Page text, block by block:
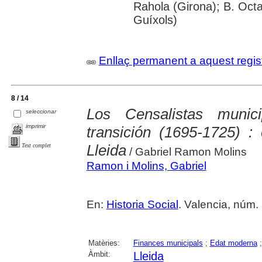
Rahola (Girona); B.
Guíxols)
Enllaç permanent a aquest
8 / 14
seleccionar
imprimir
Text complet
Los Censalistas
transición (1695-1725)
Lleida/ Gabriel Ramon Molins
Ramon i Molins, Gabriel
En: Historia Social. Valencia,
Matèries: Finances municipals ; Edat moderna
Àmbit:
Lleida